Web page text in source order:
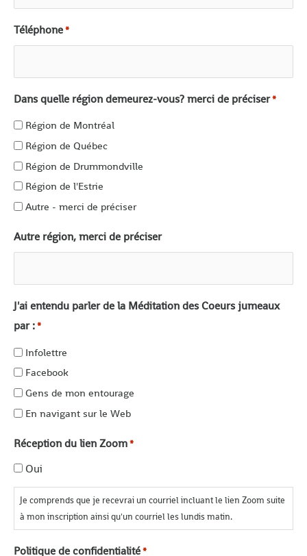
Téléphone*
Dans quelle région demeurez-vous? merci de préciser*
Région de Montréal
Région de Québec
Région de Drummondville
Région de l'Estrie
Autre - merci de préciser
Autre région, merci de préciser
J'ai entendu parler de la Méditation des Coeurs jumeaux
par :*
Infolettre
Facebook
Gens de mon entourage
En navigant sur le Web
Réception du lien Zoom*
Oui
Je comprends que je recevrai un courriel incluant le lien Zoom suite
à mon inscription ainsi qu'un courriel les lundis matin.
Politique de confidentialité*